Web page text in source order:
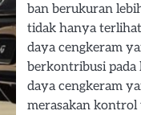
ban berukuran
tidak hanya
daya cengkeram
berkontribusi pada
daya cengkeram
merasakan kontrol